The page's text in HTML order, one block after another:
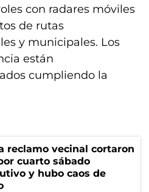
con radares móviles
de rutas
y municipales. Los
están
cumpliendo la
reclamo vecinal cortaron
cuarto sábado
y hubo caos de